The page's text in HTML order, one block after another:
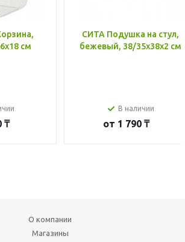
см
₸
СИТА Подушка на стул,
бежевый, 38/35x38x2 см
В наличии
от 1 790 ₸
О компании
Магазины